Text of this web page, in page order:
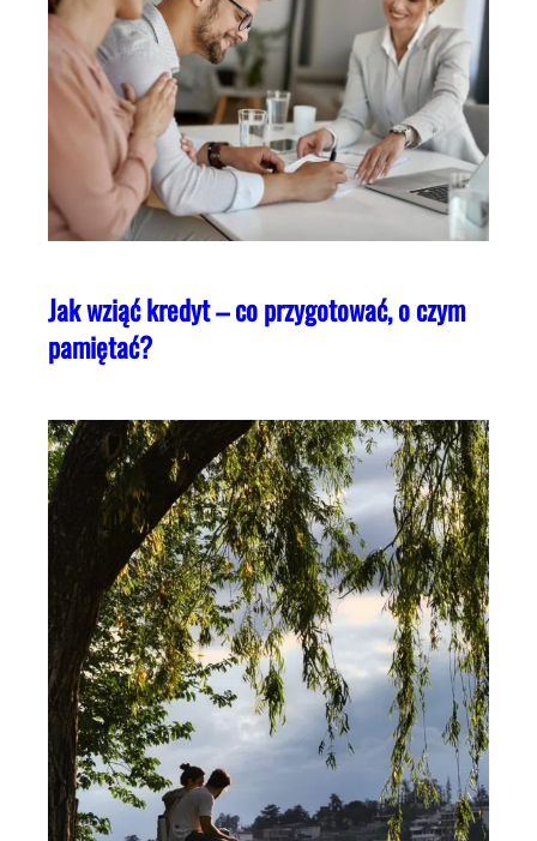
Jak wziąć kredyt – co przygotować, o czym
pamiętać?